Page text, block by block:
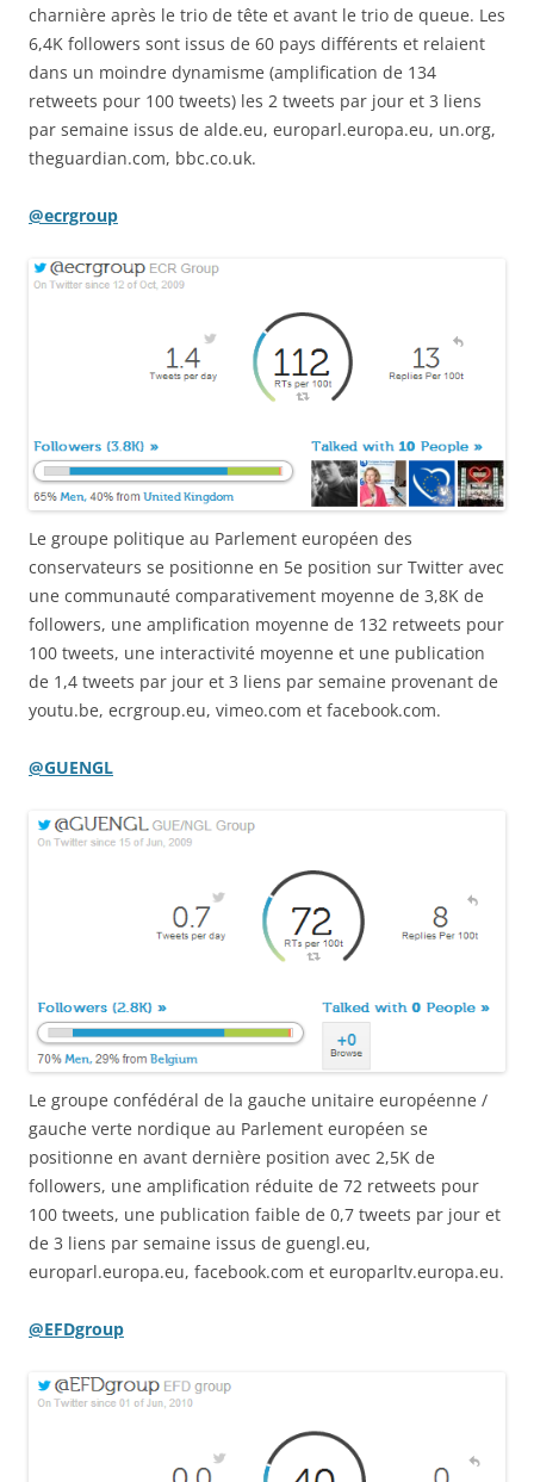
charnière après le trio de tête et avant le trio de queue. Les
6,4K followers sont issus de 60 pays différents et relaient
dans un moindre dynamisme (amplification de 134
retweets pour 100 tweets) les 2 tweets par jour et 3 liens
par semaine issus de alde.eu, europarl.europa.eu, un.org,
theguardian.com, bbc.co.uk.
@ecrgroup
Le groupe politique au Parlement européen des
conservateurs se positionne en 5e position sur Twitter avec
une communauté comparativement moyenne de 3,8K de
followers, une amplification moyenne de 132 retweets pour
100 tweets, une interactivité moyenne et une publication
de 1,4 tweets par jour et 3 liens par semaine provenant de
youtu.be, ecrgroup.eu, vimeo.com et facebook.com.
@GUENGL
Le groupe confédéral de la gauche unitaire européenne /
gauche verte nordique au Parlement européen se
positionne en avant dernière position avec 2,5K de
followers, une amplification réduite de 72 retweets pour
100 tweets, une publication faible de 0,7 tweets par jour et
de 3 liens par semaine issus de guengl.eu,
europarl.europa.eu, facebook.com et europarltv.europa.eu.
@EFDgroup